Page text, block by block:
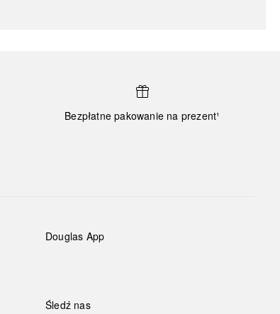
Bezpłatne pakowanie na prezent¹
Douglas App
Śledź nas